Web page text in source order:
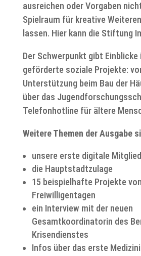
ausreichen oder Vorgaben
Spielraum für kreative
lassen. Hier kann die Stiftung
Der Schwerpunkt gibt Einblicke
geförderte soziale Projekte:
Unterstützung beim Bau der
über das
Telefonhotline für ältere
Weitere Themen der Ausgabe
unsere erste digitale
die Hauptstadtzulage
15 beispielhafte Projekte
Freiwilligentagen
ein Interview mit der neuen
Gesamtkoordinatorin des
Krisendienstes
Infos über das erste